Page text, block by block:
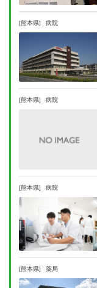
[熊本県] 病院
[熊本県] 病院
[熊本県] 病院
[熊本県] 薬局